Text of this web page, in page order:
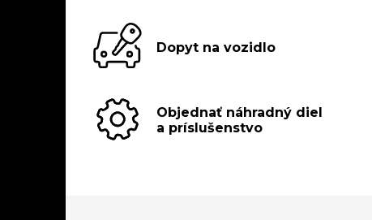
Dopyt na vozidlo
Objednať náhradný diel
a príslušenstvo